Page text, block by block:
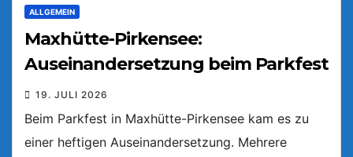
ALLGEMEIN
Maxhütte-Pirkensee:
Auseinandersetzung beim Parkfest
19. JULI 2026
Beim Parkfest in Maxhütte-Pirkensee kam es zu
einer heftigen Auseinandersetzung. Mehrere